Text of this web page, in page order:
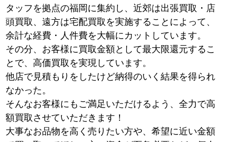
タッフを拠点の福岡に集約し、近郊は出張買取・店
頭買取、遠方は宅配買取を実施することによって、
余計な経費・人件費を大幅にカットしています。
その分、お客様に買取金額として最大限還元するこ
とで、高価買取を実現しています。
他店で見積もりをしたけど納得のいく結果を得られ
なかった。
そんなお客様にもご満足いただけるよう、全力で高
額買取させていただきます！
大事なお品物を高く売りたい方や、希望に近い金額